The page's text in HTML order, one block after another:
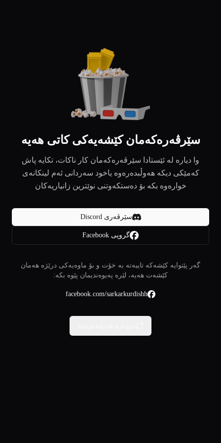
سێرڤەرەکەمان کێشەیەکی کاتی هەیە
وا دیارە لە ئێستادا سێرڤەرەکەمان کار ناکات، تکایە پاش
کەمێکی دیکە هەوڵبدەرەوە یاخود سەردانی ئەم لینکانەی
خوارەوە بکە بۆ دەستکەوتنی نوێترین زانیاریەکان
سێرڤەری Discord
گروپی Facebook
گەر پێتوایە کێشەکە تایبەتە بە خۆت و بۆ ماوەیەکی درێژە هەمان
کێشەت هەیە، لێرە پەیوەندیمان پێوە بکە:
facebook.com/sarkarkurdishh